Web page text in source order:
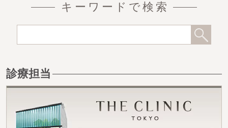
キーワードで検索
診療担当